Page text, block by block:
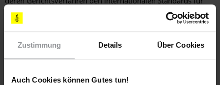
Zustimmung Details Über Cookies
Auch Cookies können Gutes tun!
ein faires Verfahren nicht entsprochen haben, einen Verstoß
gegen das Recht auf Leben dar und sind somit verboten.
[SCHREIBEN SIE BITTE ]
FORDERUNGEN